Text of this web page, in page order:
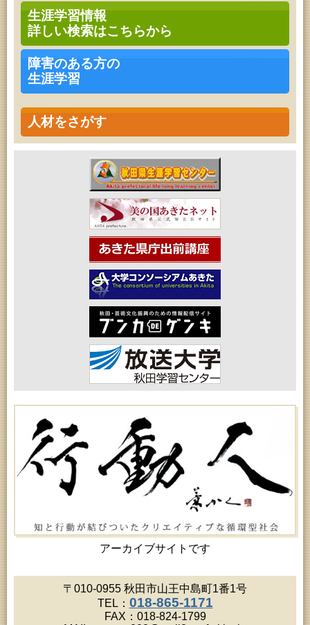
生涯学習情報
詳しい検索はこちらから
障害のある方の
生涯学習
人材をさがす
アーカイブサイトです
ークショップ」
2026年08月11日 (秋田市)
令和8年度 椎名雄一郎オルガンレクチャーコンサー
ト
2026年08月14日 (秋田市)
成人教育「古文書解読講座」
2026年08月15日 (秋田市)
乳幼児教育・青少年教育「おはなしの会」
2026年08月15日 (秋田市)
乳幼児教育「作ってあそぼう工作会『レインボース
ティック』を作ろう！」
2026年08月15日 (秋田市)
乳幼児教育「パンダのえほん修理屋さん」
2026年08月17日 (秋田市)
高齢者教育「茨島七丁目地区高齢者学級」
2026年08月17日 (秋田市)
女性教育「ミセスセミナー大住」
2026年08月17日 (秋田市)
家庭教育「わくわく家族講座」
2026年08月18日 (秋田市)
乳幼児教育「ペンギン幼児学級」
2026年08月18日 (秋田市)
高齢者教育「泉地区高齢者学級」
2026年08月18日 (秋田市)
高齢者教育「秋田おもと高齢者大学」
2026年08月18日 (秋田市)
乳幼児・青少年教育「おはなしの会」
2026年08月18日 (秋田市)
女性教育「保戸野女性学級」
2026年08月19日 (秋田市)
高齢者教育「北部高齢者大学」
2026年08月19日 (秋田市)
成人教育「市民大学講座『佐竹史料館展示資料から
見る秋田藩と佐竹氏』」
2026年08月19日 (秋田市)
高齢者教育「川尻地区高齢者学級」
2026年08月19日 (秋田市)
女性教育「ひろば女性学級」
2026年08月20日 (秋田市)
成人教育「夏の暑さに負けない薬膳料理教室」
2026年08月20日 (秋田市)
女性教育「女性セミナー『ゆうわ』」
2026年08月20日 (秋田市)
2026年08月20日 (秋田市)
女性教育「あかしあ婦人学級」
2026年08月21日 (秋田市)
高齢者教育「秋田鈴杖大学」
〒010-0955 秋田市山王中島町1番1号
TEL： 018-865-1171
FAX：018-824-1799